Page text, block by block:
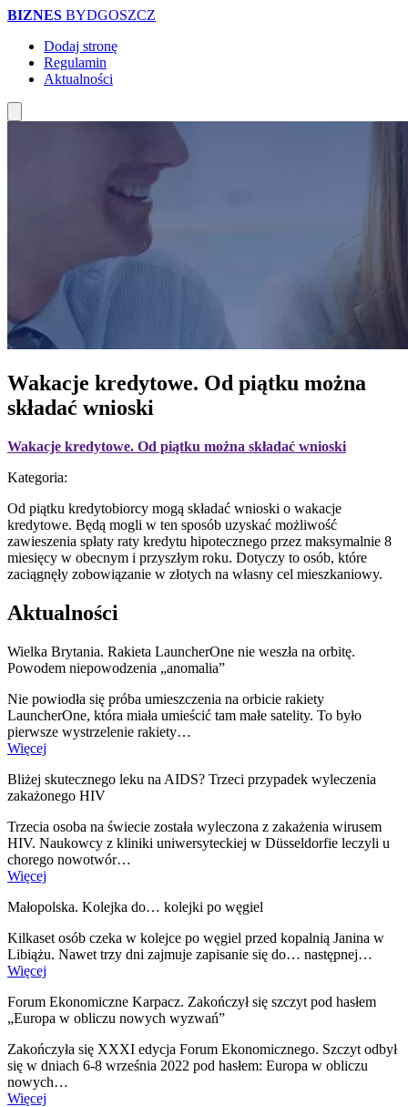
BIZNES BYDGOSZCZ
Dodaj stronę
Regulamin
Aktualności
Wakacje kredytowe. Od piątku można
składać wnioski
Wakacje kredytowe. Od piątku można składać wnioski
Kategoria:
Od piątku kredytobiorcy mogą składać wnioski o wakacje
kredytowe. Będą mogli w ten sposób uzyskać możliwość
zawieszenia spłaty raty kredytu hipotecznego przez maksymalnie 8
miesięcy w obecnym i przyszłym roku. Dotyczy to osób, które
zaciągnęły zobowiązanie w złotych na własny cel mieszkaniowy.
Aktualności
Wielka Brytania. Rakieta LauncherOne nie weszła na orbitę.
Powodem niepowodzenia „anomalia”
Nie powiodła się próba umieszczenia na orbicie rakiety
LauncherOne, która miała umieścić tam małe satelity. To było
pierwsze wystrzelenie rakiety…
Więcej
Bliżej skutecznego leku na AIDS? Trzeci przypadek wyleczenia
zakażonego HIV
Trzecia osoba na świecie została wyleczona z zakażenia wirusem
HIV. Naukowcy z kliniki uniwersyteckiej w Düsseldorfie leczyli u
chorego nowotwór…
Więcej
Małopolska. Kolejka do… kolejki po węgiel
Kilkaset osób czeka w kolejce po węgiel przed kopalnią Janina w
Libiążu. Nawet trzy dni zajmuje zapisanie się do… następnej…
Więcej
Forum Ekonomiczne Karpacz. Zakończył się szczyt pod hasłem
„Europa w obliczu nowych wyzwań”
Zakończyła się XXXI edycja Forum Ekonomicznego. Szczyt odbył
się w dniach 6-8 września 2022 pod hasłem: Europa w obliczu
nowych…
Więcej